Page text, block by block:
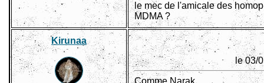
le mec de l'amicale des
MDMA ?
Kirunaa
le 03/